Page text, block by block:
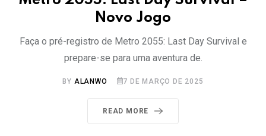
Novo Jogo
Faça o pré-registro de Metro 2055: Last Day Survival e
prepare-se para uma aventura de.
BY ALANWO 7 DE MARÇO DE 2025
READ MORE